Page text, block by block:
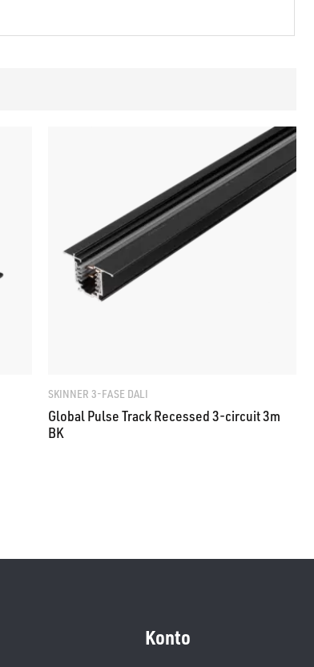
SKINNER 3-FASE DALI
Global Pulse Track Recessed 3-circuit 3m
BK
Konto